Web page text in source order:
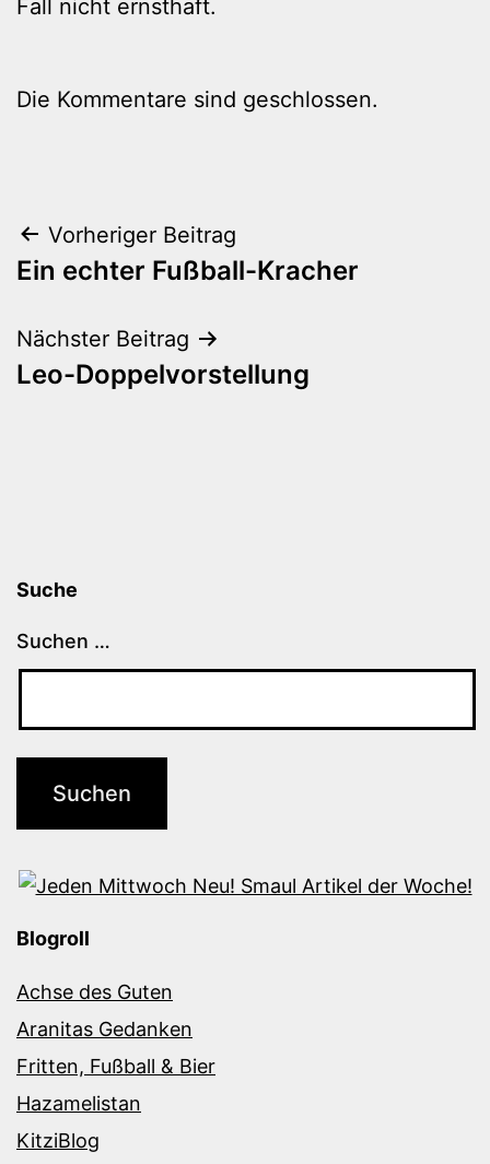
Fall nicht ernsthaft.
Die Kommentare sind geschlossen.
Beitragsnavigation
Vorheriger Beitrag
Ein echter Fußball-Kracher
Nächster Beitrag
Leo-Doppelvorstellung
Suche
Suchen …
Blogroll
Achse des Guten
Aranitas Gedanken
Fritten, Fußball & Bier
Hazamelistan
KitziBlog